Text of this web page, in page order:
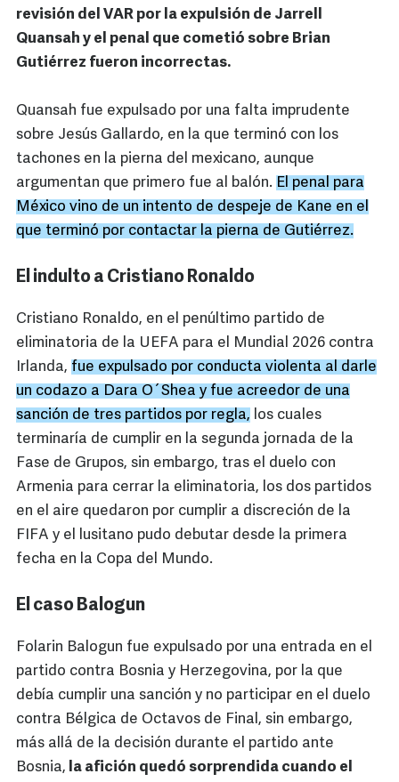
revisión del VAR por la expulsión de Jarrell
Quansah y el penal que cometió sobre Brian
Gutiérrez fueron incorrectas.
Quansah fue expulsado por una falta imprudente
sobre Jesús Gallardo, en la que terminó con los
tachones en la pierna del mexicano, aunque
argumentan que primero fue al balón. El penal para
México vino de un intento de despeje de Kane en el
que terminó por contactar la pierna de Gutiérrez.
El indulto a Cristiano Ronaldo
Cristiano Ronaldo, en el penúltimo partido de
eliminatoria de la UEFA para el Mundial 2026 contra
Irlanda, fue expulsado por conducta violenta al darle
un codazo a Dara O´Shea y fue acreedor de una
sanción de tres partidos por regla, los cuales
terminaría de cumplir en la segunda jornada de la
Fase de Grupos, sin embargo, tras el duelo con
Armenia para cerrar la eliminatoria, los dos partidos
en el aire quedaron por cumplir a discreción de la
FIFA y el lusitano pudo debutar desde la primera
fecha en la Copa del Mundo.
El caso Balogun
Folarin Balogun fue expulsado por una entrada en el
partido contra Bosnia y Herzegovina, por la que
debía cumplir una sanción y no participar en el duelo
contra Bélgica de Octavos de Final, sin embargo,
más allá de la decisión durante el partido ante
Bosnia, la afición quedó sorprendida cuando el